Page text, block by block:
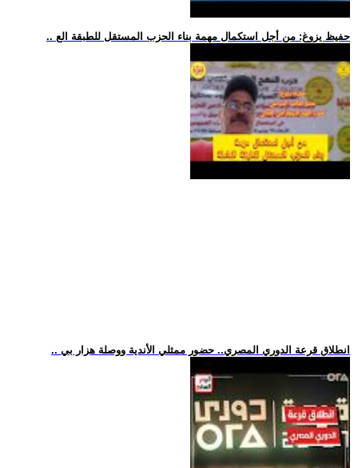
.. حفيظ يزوغ: من أجل استكمال مهمة بناء الحزب المستقل للطبقة الع
.. انطلاق قرعة الدوري المصري.. حضور ممثلي الأندية ووصلة هزار بي